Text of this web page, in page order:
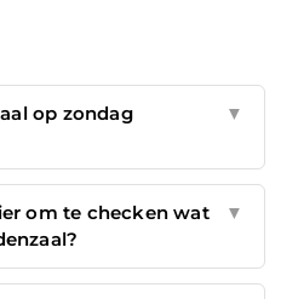
op zondag
▼
om te checken wat
▼